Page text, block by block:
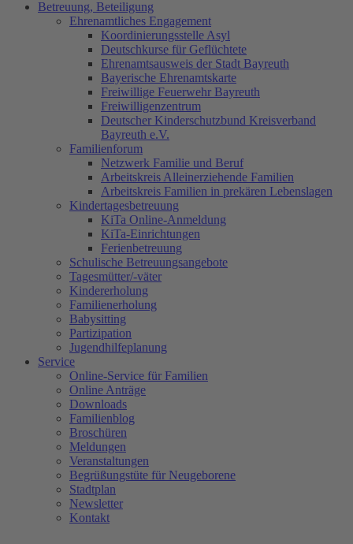
Betreuung, Beteiligung
Ehrenamtliches Engagement
Koordinierungsstelle Asyl
Deutschkurse für Geflüchtete
Ehrenamtsausweis der Stadt Bayreuth
Bayerische Ehrenamtskarte
Freiwillige Feuerwehr Bayreuth
Freiwilligenzentrum
Deutscher Kinderschutzbund Kreisverband
Bayreuth e.V.
Familienforum
Netzwerk Familie und Beruf
Arbeitskreis Alleinerziehende Familien
Arbeitskreis Familien in prekären Lebenslagen
Kindertagesbetreuung
KiTa Online-Anmeldung
KiTa-Einrichtungen
Ferienbetreuung
Schulische Betreuungsangebote
Tagesmütter/-väter
Kindererholung
Familienerholung
Babysitting
Partizipation
Jugendhilfeplanung
Service
Online-Service für Familien
Online Anträge
Downloads
Familienblog
Broschüren
Meldungen
Veranstaltungen
Begrüßungstüte für Neugeborene
Stadtplan
Newsletter
Kontakt